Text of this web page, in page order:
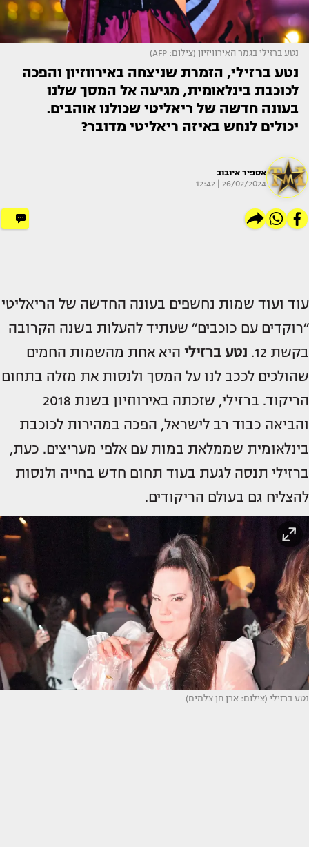
נטע ברזילי בגמר האירוויזיון (צילום: AFP)
נטע ברזילי, הזמרת שניצחה באירווזיון והפכה
לכוכבת בינלאומית, מגיעה אל המסך שלנו
בעונה חדשה של ריאליטי שכולנו אוהבים.
יכולים לנחש באיזה ריאליטי מדובר?
אספיר איובוב
26/02/2024 | 12:42
עוד ועוד שמות נחשפים בעונה החדשה של הריאליטי
״רוקדים עם כוכבים״ שעתיד להעלות בשנה הקרובה
בקשת 12.
נטע ברזילי היא אחת מהשמות החמים
שהולכים לככב לנו על המסך ולנסות את מזלה בתחום
הריקוד. ברזילי, שזכתה באירווזיון בשנת 2018
והביאה כבוד רב לישראל, הפכה במהירות לכוכבת
בינלאומית שממלאת במות עם אלפי מעריצים. כעת,
ברזילי תנסה לגעת בעוד תחום חדש בחייה ולנסות
להצליח גם בעולם הריקודים.
נטע ברזילי (צילום: ארן חן צלמים)